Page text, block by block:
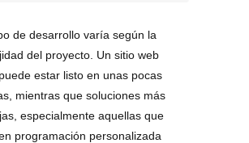
de desarrollo varía según la
del proyecto. Un sitio web
estar listo en unas pocas
mientras que soluciones más
especialmente aquellas que
programación personalizada